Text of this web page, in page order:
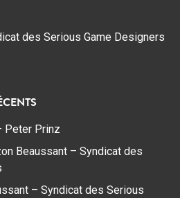
des Serious Game Designers
Peter Prinz
Beaussant – Syndicat des
– Syndicat des Serious